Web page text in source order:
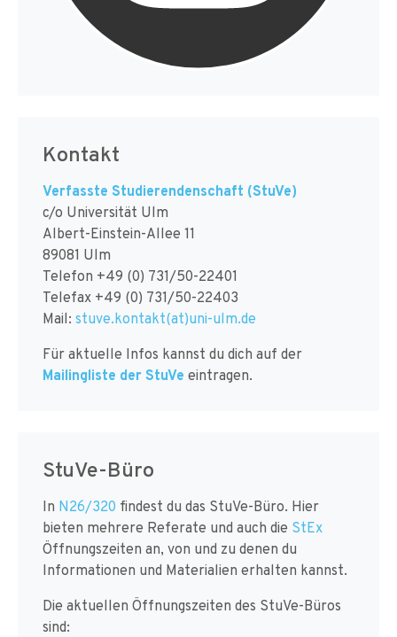
Kontakt
Verfasste Studierendenschaft (StuVe)
c/o Universität Ulm
Albert-Einstein-Allee 11
89081 Ulm
Telefon +49 (0) 731/50-22401
Telefax +49 (0) 731/50-22403
Mail: stuve.kontakt(at)uni-ulm.de
Für aktuelle Infos kannst du dich auf der
Mailingliste der StuVe eintragen.
StuVe-Büro
In N26/320 findest du das StuVe-Büro. Hier
bieten mehrere Referate und auch die StEx
Öffnungszeiten an, von und zu denen du
Informationen und Materialien erhalten kannst.
Die aktuellen Öffnungszeiten des StuVe-Büros
sind: